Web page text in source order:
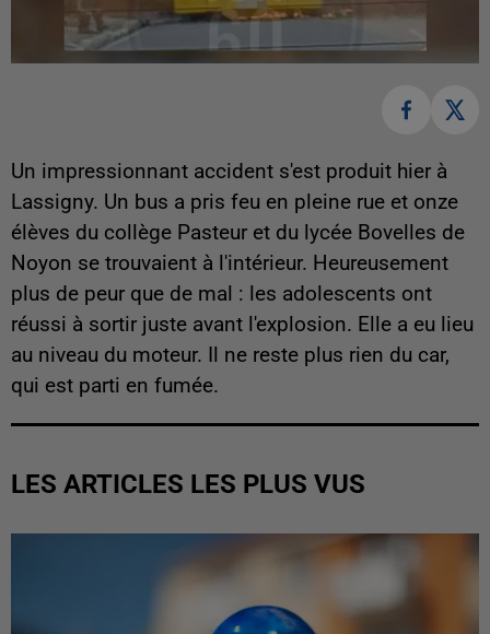
Un impressionnant accident s'est produit hier à
Lassigny. Un bus a pris feu en pleine rue et onze
élèves du collège Pasteur et du lycée Bovelles de
Noyon se trouvaient à l'intérieur. Heureusement
plus de peur que de mal : les adolescents ont
réussi à sortir juste avant l'explosion. Elle a eu lieu
au niveau du moteur. Il ne reste plus rien du car,
qui est parti en fumée.
LES ARTICLES LES PLUS VUS